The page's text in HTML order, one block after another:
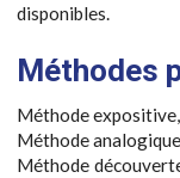
disponibles.
Méthodes
Méthode
Méthode
Méthode